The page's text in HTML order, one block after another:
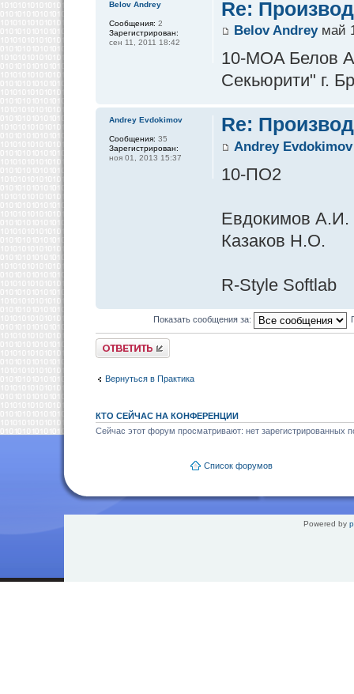
Re:
Belov Andreyмай
10-MOA Белов
Секьюрити" г.
Belov Andrey
Сообщения: 2
Зарегистрирован:
сен 11, 2011 18:42
Re:
Andrey Evdokimov
10-ПО2
Евдокимов А.И.
Казаков Н.О.
R-Style Softlab
Andrey Evdokimov
Сообщения: 35
Зарегистрирован:
ноя 01, 2013 15:37
Показать сообщения за:
Ответить
Вернуться в Практика
КТО СЕЙЧАС НА КОНФЕРЕНЦИИ
Сейчас этот форум просматривают: нет зарегистрированных
Список форумов
Powered by